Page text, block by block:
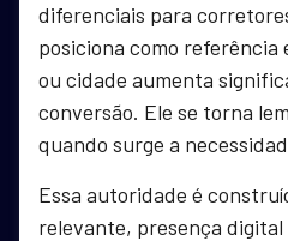
diferenciais para
posiciona como
ou cidade aumenta
conversão. Ele se torna
quando surge a
Essa autoridade é
relevante, presença